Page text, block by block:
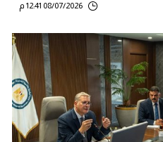
08/07/2026 12:41 م